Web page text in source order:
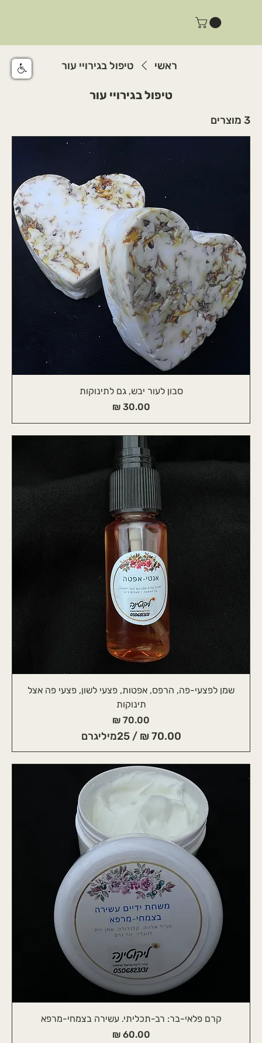
ראשי טיפול בגירויי עור
טיפול בגירויי עור
3 מוצרים
סבון לעור יבש, גם לתינוקות
מחיר
שמן לפצעי-פה, הרפס, אפטות, פצעי לשון, פצעי פה אצל
תינוקות
מחיר
/25מיליגרם
‏
7
0
‏
₪
ל
-
2
5
מ
י
י
ג
ר
ם
קרם פלאי-בר: רב-תכליתי. עשירה בצמחי-מרפא
מחיר